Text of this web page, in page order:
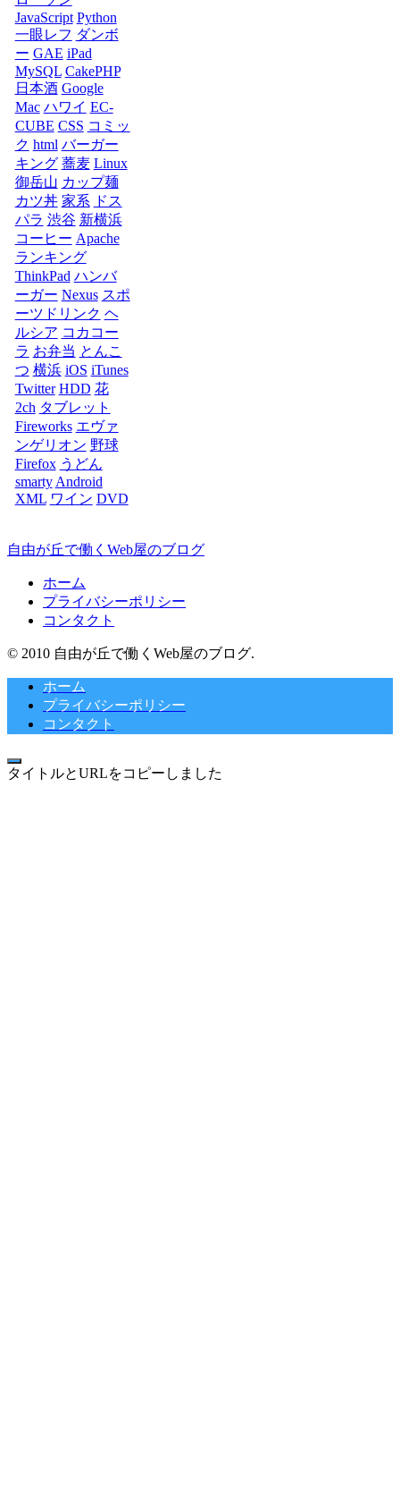
JavaScript Python
一眼レフ ダンボ
ー GAE iPad
MySQL CakePHP
日本酒 Google
Mac ハワイ EC-
CUBE CSS コミッ
ク html バーガー
キング 蕎麦 Linux
御岳山 カップ麺
カツ丼 家系 ドス
パラ 渋谷 新横浜
コーヒー Apache
ランキング
ThinkPad ハンバ
ーガー Nexus スポ
ーツドリンク ヘ
ルシア コカコー
ラ お弁当 とんこ
つ 横浜 iOS iTunes
Twitter HDD 花
2ch タブレット
Fireworks エヴァ
ンゲリオン 野球
Firefox うどん
smarty Android
XML ワイン DVD
自由が丘で働くWeb屋のブログ
ホーム
プライバシーポリシー
コンタクト
© 2010 自由が丘で働くWeb屋のブログ.
ホーム
プライバシーポリシー
コンタクト
タイトルとURLをコピーしました